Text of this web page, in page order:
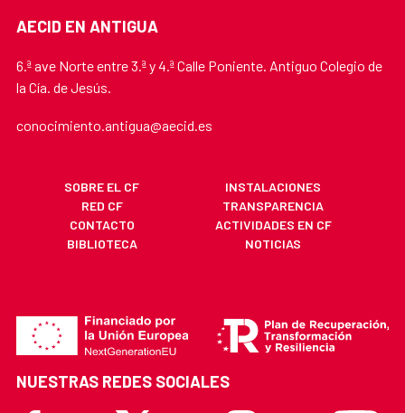
AECID EN ANTIGUA
6.ª ave Norte entre 3.ª y 4.ª Calle Poniente. Antiguo Colegio de
la Cía. de Jesús.
conocimiento.antigua@aecid.es
SOBRE EL CF
INSTALACIONES
RED CF
TRANSPARENCIA
CONTACTO
ACTIVIDADES EN CF
BIBLIOTECA
NOTICIAS
NUESTRAS REDES SOCIALES